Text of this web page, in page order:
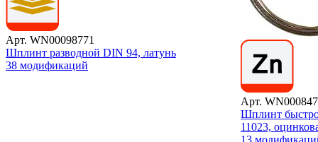
Арт. WN00098771
Шплинт разводной DIN 94, латунь
38 модификаций
Арт.
Шплинт
11023,
13